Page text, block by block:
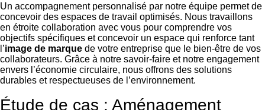
Un accompagnement personnalisé par notre équipe permet de
concevoir des espaces de travail optimisés. Nous travaillons
en étroite collaboration avec vous pour comprendre vos
objectifs spécifiques et concevoir un espace qui renforce tant
l’image de marque de votre entreprise que le bien-être de vos
collaborateurs. Grâce à notre savoir-faire et notre engagement
envers l’économie circulaire, nous offrons des solutions
durables et respectueuses de l’environnement.
Étude de cas : Aménagement